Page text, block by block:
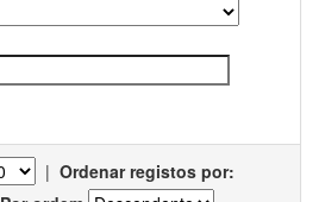
| Ordenar registos por: